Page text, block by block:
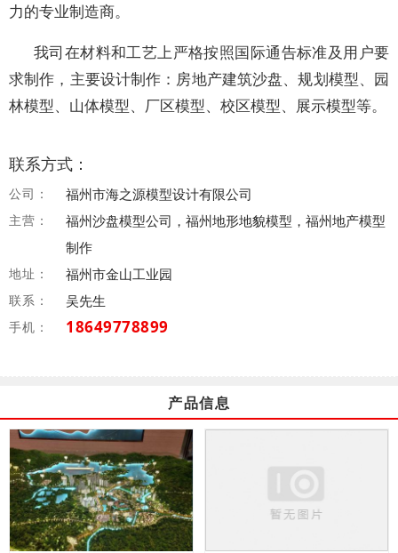
力的专业制造商。
我司在材料和工艺上严格按照国际通告标准及用户要
求制作，主要设计制作：房地产建筑沙盘、规划模型、园
林模型、山体模型、厂区模型、校区模型、展示模型等。
联系方式：
公司： 福州市海之源模型设计有限公司
主营：
福州沙盘模型公司，福州地形地貌模型，福州地产模型
制作
地址： 福州市金山工业园
联系： 吴先生
手机： 18649778899
产品信息